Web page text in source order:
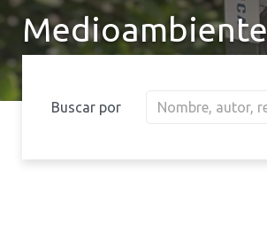
Medioambiente
Buscar por